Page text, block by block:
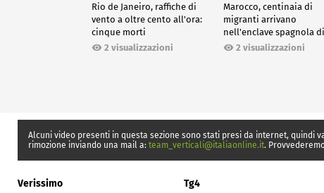
Rio de Janeiro, raffiche di
vento a oltre cento all'ora:
cinque morti
2 visualizzazioni
Marocco, centinaia di
migranti arrivano
nell'enclave spagnola di
Ceuta2 visualizzazioni
Alcuni video presenti in questa sezione sono stati presi da internet,
rimozione inviando una mail a: team_verticali@italiaonline.it.
Verissimo Tg4